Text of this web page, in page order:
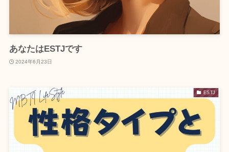
あなたはESTJです
2024年6月23日
ESTJ